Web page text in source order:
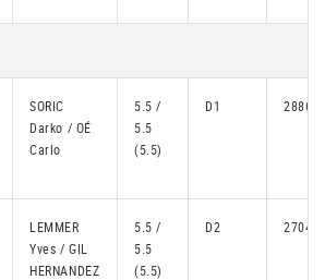
SORIC
Darko / OÉ
Carlo
5.5 /
5.5
(5.5)
D1 28869
LEMMER
Yves / GIL
HERNANDEZ
5.5 /
5.5
(5.5)
D2 27047